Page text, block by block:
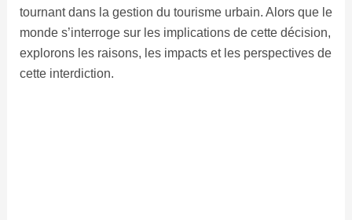
tournant dans la gestion du tourisme urbain. Alors que le
monde s’interroge sur les implications de cette décision,
explorons les raisons, les impacts et les perspectives de
cette interdiction.